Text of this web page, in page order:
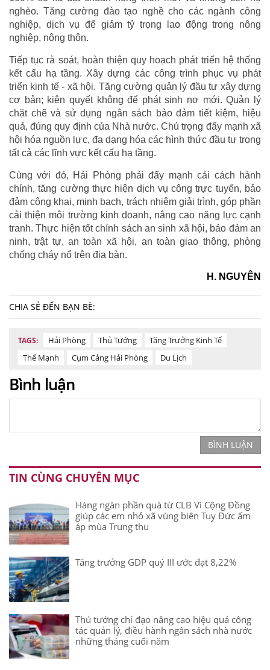
nghèo. Tăng cường đào tạo nghề cho các ngành công
nghiệp, dịch vụ để giảm tỷ trọng lao động trong nông
nghiệp, nông thôn.
Tiếp tục rà soát, hoàn thiện quy hoạch phát triển hệ thống
kết cấu hạ tầng. Xây dựng các công trình phục vụ phát
triển kinh tế - xã hội. Tăng cường quản lý đầu tư xây dựng
cơ bản; kiên quyết không để phát sinh nợ mới. Quản lý
chặt chẽ và sử dụng ngân sách bảo đảm tiết kiệm, hiệu
quả, đúng quy định của Nhà nước. Chú trọng đẩy mạnh xã
hội hóa nguồn lực, đa dạng hóa các hình thức đầu tư trong
tất cả các lĩnh vực kết cấu hạ tầng.
Cùng với đó, Hải Phòng phải đẩy mạnh cải cách hành
chính, tăng cường thực hiện dịch vụ công trực tuyến, bảo
đảm công khai, minh bạch, trách nhiệm giải trình, góp phần
cải thiện môi trường kinh doanh, nâng cao năng lực cạnh
tranh. Thực hiện tốt chính sách an sinh xã hội, bảo đảm an
ninh, trật tự, an toàn xã hội, an toàn giao thông, phòng
chống cháy nổ trên địa bàn.
H. NGUYÊN
CHIA SẺ ĐẾN BẠN BÈ:
TAGS: Hải Phòng Thủ Tướng
Tăng Trưởng Kinh Tế
Thế Mạnh
Cụm Cảng Hải Phòng Du Lịch
Bình luận
BÌNH LUẬN
TIN CÙNG CHUYÊN MỤC
Hàng ngàn phần quà từ CLB Vì Cộng Đồng
giúp các em nhỏ xã vùng biên Tuy Đức ấm
áp mùa Trung thu
Tăng trưởng GDP quý III ước đạt 8,22%
Thủ tướng chỉ đạo nâng cao hiệu quả công
tác quản lý, điều hành ngân sách nhà nước
những tháng cuối năm